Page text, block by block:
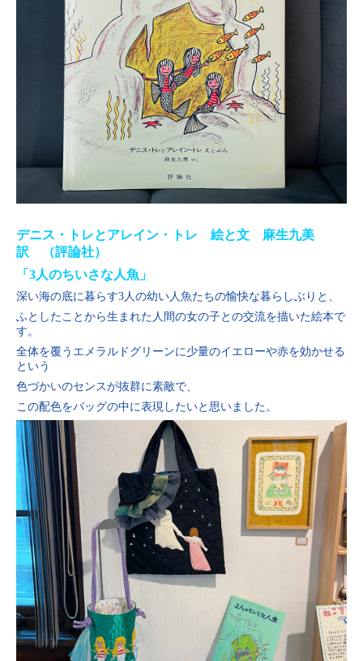
デニス・トレとアレイン・トレ 絵と文 麻生九美
訳 （評論社）
「3人のちいさな人魚」
深い海の底に暮らす3人の幼い人魚たちの愉快な暮らしぶりと、
ふとしたことから生まれた人間の女の子との交流を描いた絵本で
す。
全体を覆うエメラルドグリーンに少量のイエローや赤を効かせる
という
色づかいのセンスが抜群に素敵で、
この配色をバッグの中に表現したいと思いました。